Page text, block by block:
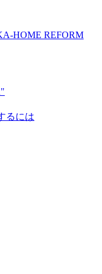
HOME REFORM
るには